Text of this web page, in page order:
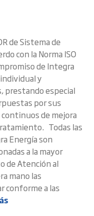
de Sistema de
con la Norma ISO
de Integra
y
prestando especial
por sus
de mejora
Todas las
Energía son
a la mayor
de Atención al
mano las
conforme a las